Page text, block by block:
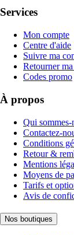
Services
Mon compte
Centre d'aide
Suivre ma
Retourner
Codes promo
À propos
Qui sommes-
Contactez-
Conditions
Retour &
Mentions
Moyens de
Tarifs et
Avis de
Nos boutiques